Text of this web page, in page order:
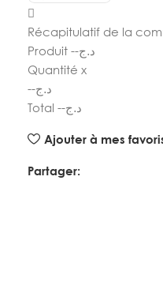
Récapitulatif de la
Produit --د.ج
Quantité x
--د.ج
Total --د.ج
Ajouter à mes
Partager: